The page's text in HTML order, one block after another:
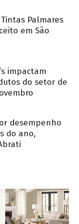
Palmares
em São
impactam
do setor de
desempenho
do ano,